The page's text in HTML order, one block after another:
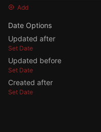
Add
Date Options
Updated after
Set Date
Updated before
Set Date
Created after
Set Date